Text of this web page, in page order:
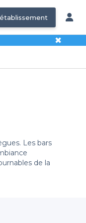
✖
Les bars
de la
de réserver